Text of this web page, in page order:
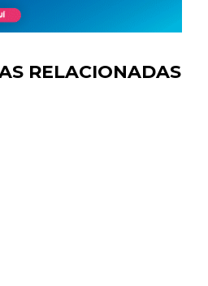
RELACIONADAS